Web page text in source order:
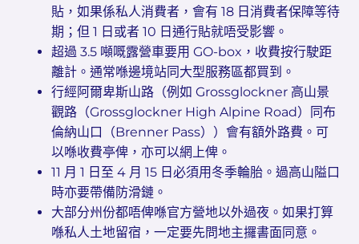
貼，如果係私人消費者，會有 18 日消費者保障等待
期；但 1 日或者 10 日通行貼就唔受影響。
超過 3.5 噸嘅露營車要用 GO-box，收費按行駛距
離計。通常喺邊境站同大型服務區都買到。
行經阿爾卑斯山路（例如 Grossglockner 高山景
觀路（Grossglockner High Alpine Road）同布
倫納山口（Brenner Pass））會有額外路費。可
以喺收費亭俾，亦可以網上俾。
11 月 1 日至 4 月 15 日必須用冬季輪胎。過高山隘口
時亦要帶備防滑鏈。
大部分州份都唔俾喺官方營地以外過夜。如果打算
喺私人土地留宿，一定要先問地主攞書面同意。